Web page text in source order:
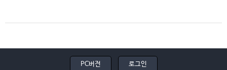
PC버전 로그인